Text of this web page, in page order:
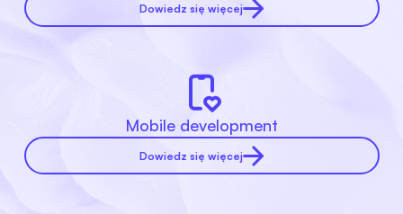
Dowiedz się więcej
Mobile development
Dowiedz się więcej